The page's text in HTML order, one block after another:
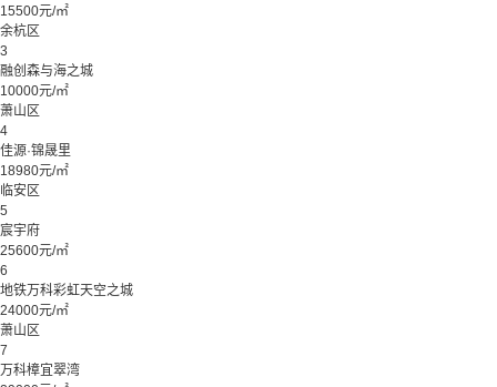
15500元/㎡
余杭区
3
融创森与海之城
10000元/㎡
萧山区
4
佳源·锦晟里
18980元/㎡
临安区
5
宸宇府
25600元/㎡
6
地铁万科彩虹天空之城
24000元/㎡
萧山区
7
万科樟宜翠湾